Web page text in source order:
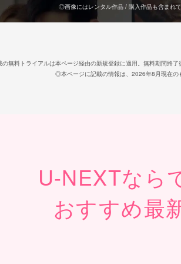
◎画像にはレンタル作品 / 購入作品も含まれて
無料トライアルは本ページ経由の新規登録に適用。無料期間終
◎本ページに記載の情報は、2026年8月現在の
U-NEXTなら
おすすめ最